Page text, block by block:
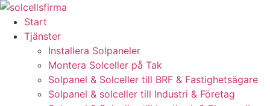
Skip
content
Start
Tjänster
Installera Solpaneler
Montera Solceller på Tak
Solpanel & Solceller till BRF & Fastighetsägare
Solpanel & solceller till Industri & Företag